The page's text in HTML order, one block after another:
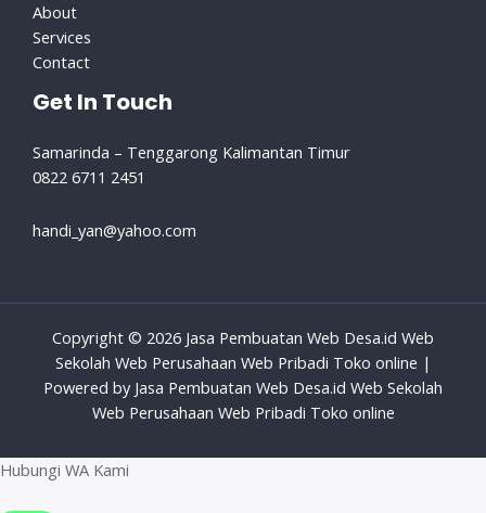
About
Services
Contact
Get In Touch
Samarinda – Tenggarong Kalimantan Timur
0822 6711 2451
handi_yan@yahoo.com
Copyright © 2026 Jasa Pembuatan Web Desa.id Web
Sekolah Web Perusahaan Web Pribadi Toko online |
Powered by Jasa Pembuatan Web Desa.id Web Sekolah
Web Perusahaan Web Pribadi Toko online
Hubungi WA Kami